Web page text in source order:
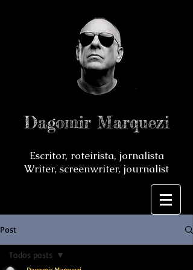
Dagomir Marquezi
Escritor, roteirista, jornalista
Writer, screenwriter, journalist
Post
Todos posts